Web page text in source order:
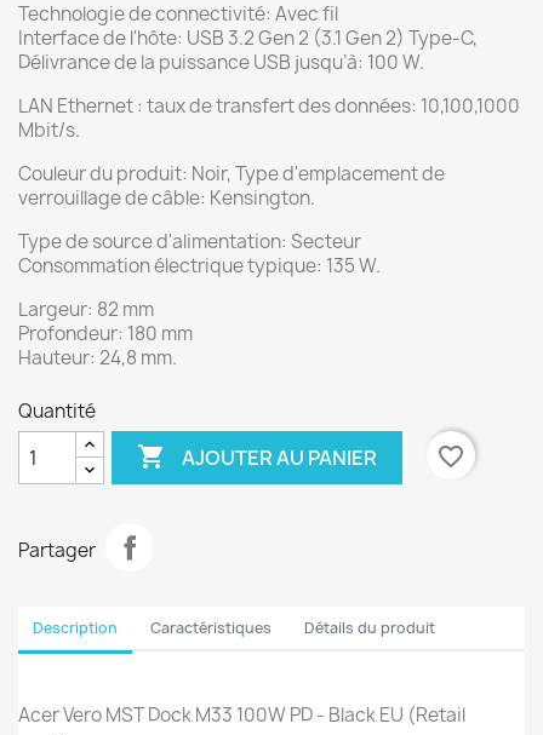
Technologie de connectivité: Avec fil
Interface de l'hôte: USB 3.2 Gen 2 (3.1 Gen 2) Type-C,
Délivrance de la puissance USB jusqu’à: 100 W.
LAN Ethernet : taux de transfert des données: 10,100,1000
Mbit/s.
Couleur du produit: Noir, Type d'emplacement de
verrouillage de câble: Kensington.
Type de source d'alimentation: Secteur
Consommation électrique typique: 135 W.
Largeur: 82 mm
Profondeur: 180 mm
Hauteur: 24,8 mm.
Quantité
 AJOUTER AU PANIER favorite_border
Partager
Description Caractéristiques Détails du produit
Acer Vero MST Dock M33 100W PD - Black EU (Retail